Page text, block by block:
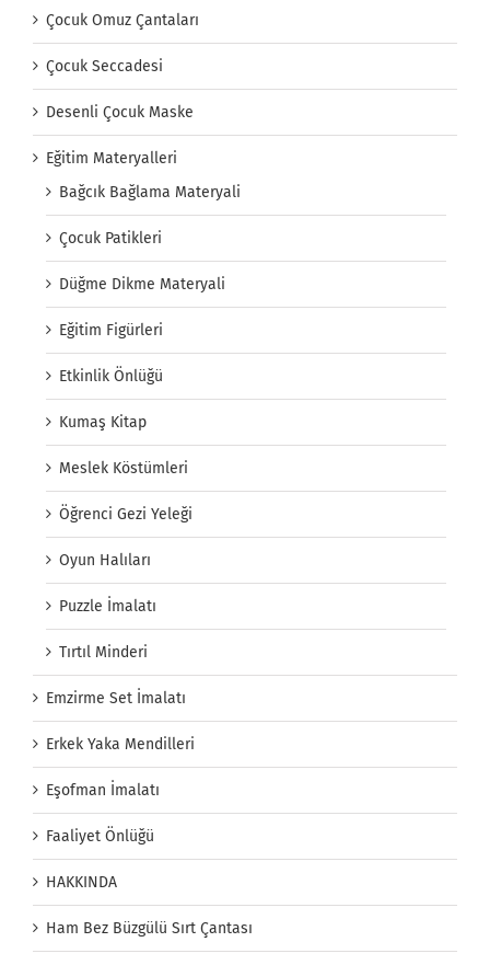
Çocuk Omuz Çantaları
Çocuk Seccadesi
Desenli Çocuk Maske
Eğitim Materyalleri
Bağcık Bağlama Materyali
Çocuk Patikleri
Düğme Dikme Materyali
Eğitim Figürleri
Etkinlik Önlüğü
Kumaş Kitap
Meslek Köstümleri
Öğrenci Gezi Yeleği
Oyun Halıları
Puzzle İmalatı
Tırtıl Minderi
Emzirme Set İmalatı
Erkek Yaka Mendilleri
Eşofman İmalatı
Faaliyet Önlüğü
HAKKINDA
Ham Bez Büzgülü Sırt Çantası